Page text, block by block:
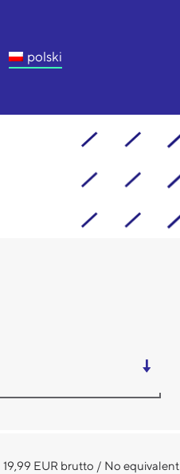
polski
19,99 EUR brutto / No equivalent